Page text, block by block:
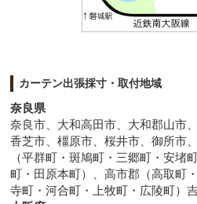
カーテン出張採寸・取付地域
奈良県
奈良市、大和高田市、大和郡山市
香芝市、橿原市、桜井市、御所市
（平群町・斑鳩町・三郷町・安堵
町・田原本町）、高市郡（高取町
寺町・河合町・上牧町・広陵町）